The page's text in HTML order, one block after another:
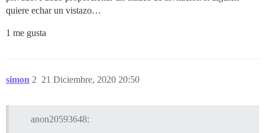
quiere echar un vistazo…
1 me gusta
simon 21 Diciembre, 2020 20:50
2
anon20593648: